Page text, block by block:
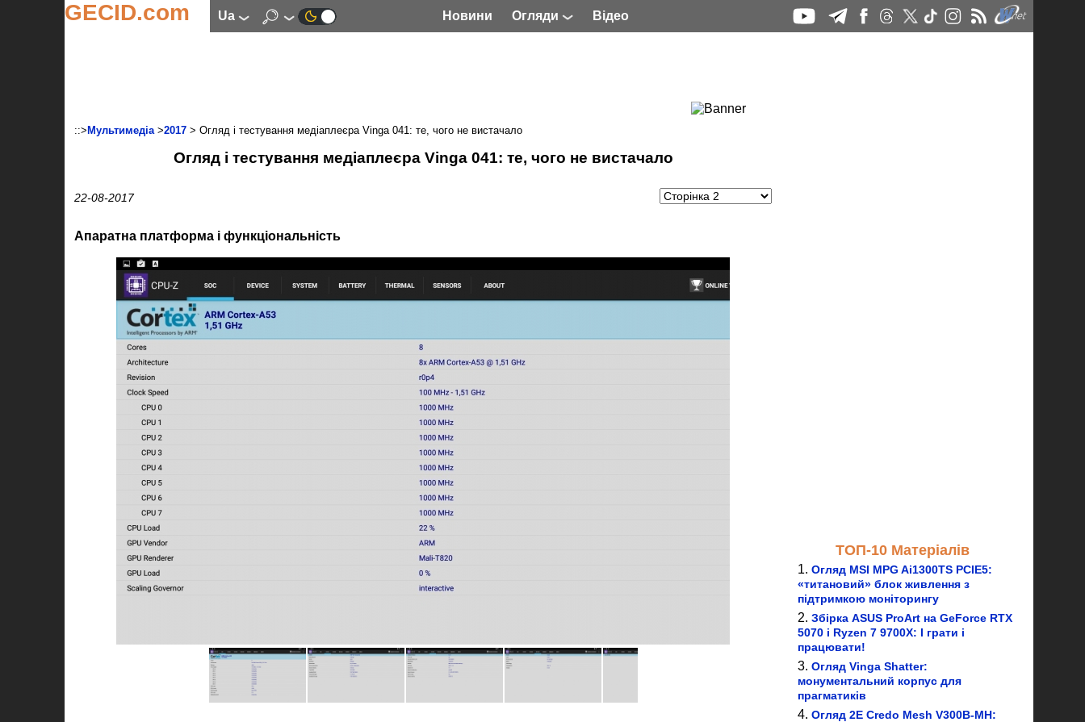
GECID.com ua Новини Огляди Відео
::> Мультимедіа>2017 > Огляд і тестування медіаплеєра Vinga 041: те, чого не вистачало
Огляд і тестування медіаплеєра Vinga 041: те, чого не вистачало
22-08-2017
Апаратна платформа і функціональність
ТОП-10 Матеріалів
Огляд MSI MPG Ai1300TS PCIE5:
«титановий» блок живлення з
підтримкою моніторингу
Збірка ASUS ProArt на GeForce RTX
5070 і Ryzen 7 9700X: І грати і
працювати!
Огляд Vinga Shatter:
монументальний корпус для
прагматиків
Огляд 2E Credo Mesh V300B-MH: